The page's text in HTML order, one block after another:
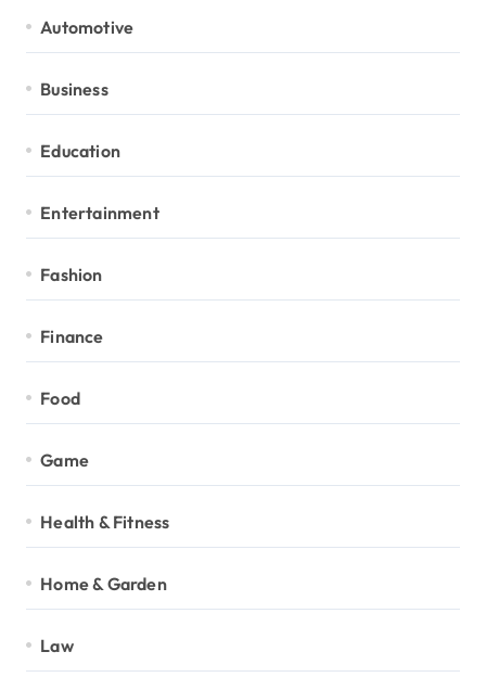
Automotive
Business
Education
Entertainment
Fashion
Finance
Food
Game
Health & Fitness
Home & Garden
Law